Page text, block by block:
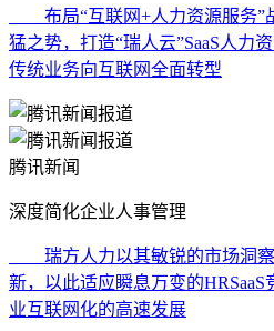
布局“互联网+人力资源服务”
猛之势，打造“瑞人云”SaaS人力
传统业务向互联网全面转型
腾讯新闻
深度简化企业人事管理
瑞方人力以其敏锐的市场洞察
新，以此适应瞬息万变的
业互联网化的高速发展